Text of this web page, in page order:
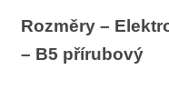
Rozměry –
– B5 přírubový